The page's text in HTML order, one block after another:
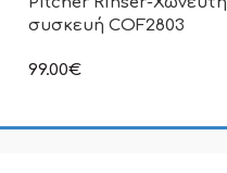
συσκευή COF2803
99.00€